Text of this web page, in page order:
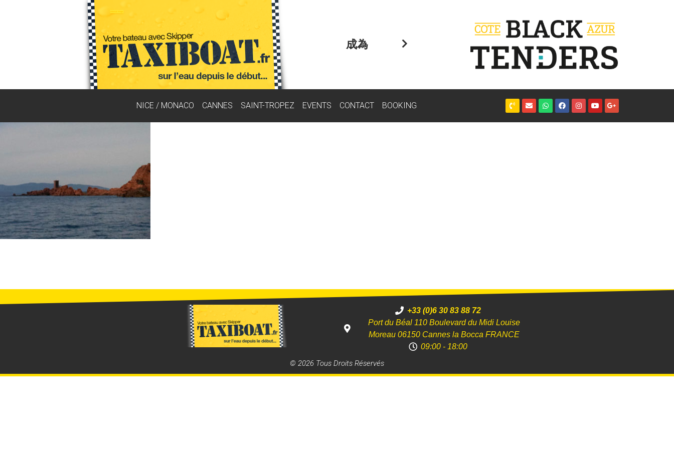
成為
NICE / MONACO CANNES SAINT-TROPEZ EVENTS CONTACT BOOKING
+33 (0)6 30 83 88 72
Port du Béal 110 Boulevard du Midi Louise
Moreau 06150 Cannes la Bocca FRANCE
09:00 - 18:00
© 2026 Tous Droits Réservés